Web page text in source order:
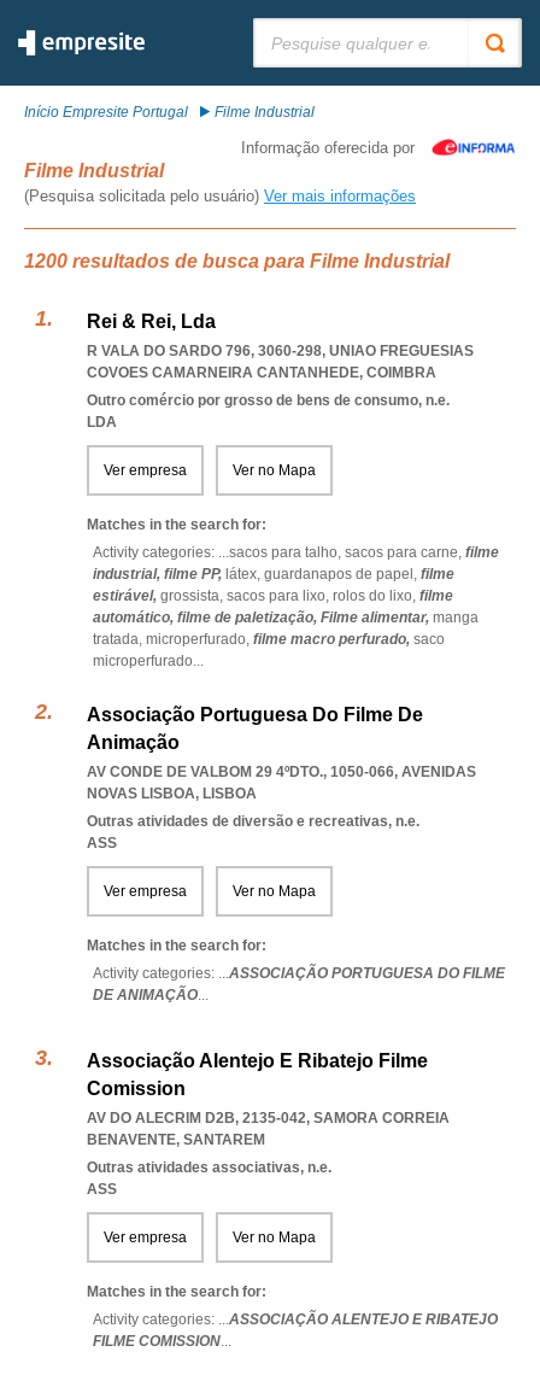
Início Empresite Portugal Filme Industrial
Informação oferecida por
Filme Industrial
(Pesquisa solicitada pelo usuário) Ver mais informações
1200 resultados de busca para Filme Industrial
Rei & Rei, Lda
R VALA DO SARDO 796, 3060-298, UNIAO FREGUESIAS
COVOES CAMARNEIRA CANTANHEDE, COIMBRA
Outro comércio por grosso de bens de consumo, n.e.
LDA
Ver empresa Ver no Mapa
Matches in the search for:
Activity categories: ...sacos para talho, sacos para carne, filme
industrial, filme PP, látex, guardanapos de papel, filme
estirável, grossista, sacos para lixo, rolos do lixo, filme
automático, filme de paletização, Filme alimentar, manga
tratada, microperfurado, filme macro perfurado, saco
microperfurado...
Associação Portuguesa Do Filme De
Animação
AV CONDE DE VALBOM 29 4ºDTO., 1050-066, AVENIDAS
NOVAS LISBOA, LISBOA
Outras atividades de diversão e recreativas, n.e.
ASS
Ver empresa Ver no Mapa
Matches in the search for:
Activity categories: ...ASSOCIAÇÃO PORTUGUESA DO FILME
DE ANIMAÇÃO...
Associação Alentejo E Ribatejo Filme
Comission
AV DO ALECRIM D2B, 2135-042, SAMORA CORREIA
BENAVENTE, SANTAREM
Outras atividades associativas, n.e.
ASS
Ver empresa Ver no Mapa
Matches in the search for:
Activity categories: ...ASSOCIAÇÃO ALENTEJO E RIBATEJO
FILME COMISSION...